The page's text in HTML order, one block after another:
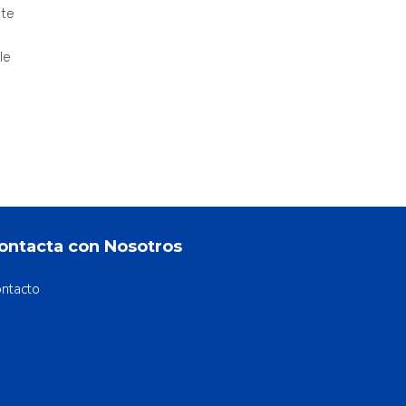
con Nosotros